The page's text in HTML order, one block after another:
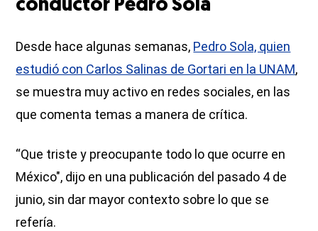
conductor Pedro Sola
Desde hace algunas semanas, Pedro Sola, quien
estudió con Carlos Salinas de Gortari en la UNAM,
se muestra muy activo en redes sociales, en las
que comenta temas a manera de crítica.
“Que triste y preocupante todo lo que ocurre en
México", dijo en una publicación del pasado 4 de
junio, sin dar mayor contexto sobre lo que se
refería.